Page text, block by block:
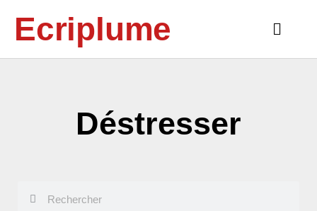
contenuEcriplume
Main
Déstresser